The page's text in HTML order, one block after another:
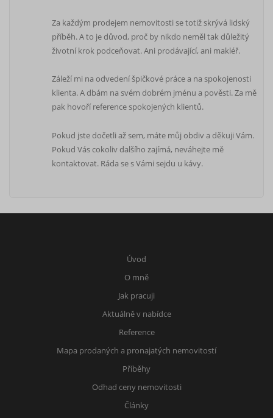
Za každým prodejem nemovitosti se totiž skrývá lidský
příběh. A to je důvod, proč by nikdo neměl tak důležitý
životní krok podceňovat. Ani prodávající, ani makléř.
Záleží mi na odvedení špičkové práce a na spokojenosti
klienta. A dbám na svém dobrém jménu a pověsti. Za mě
pak hovoří reference spokojených klientů.
Pokud jste dočetli až sem, máte můj obdiv a děkuji Vám.
Pokud Vás cokoliv dalšího zajímá, neváhejte mě
kontaktovat. Ráda se s Vámi sejdu u kávy.
Úvod
O mně
Jak pracuji
Aktuálně v nabídce
Reference
Mapa prodaných a pronajatých nemovitostí
Příběhy
Odhad ceny nemovitosti
Články